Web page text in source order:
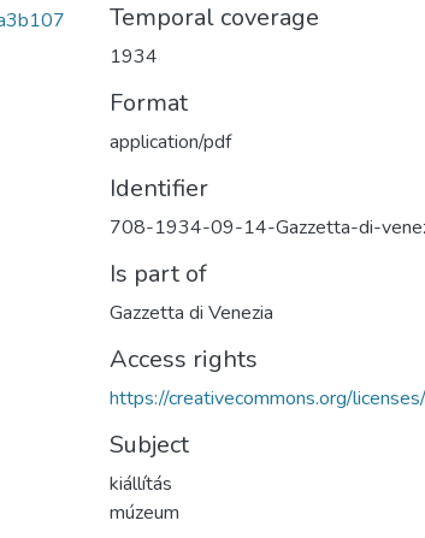
Temporal coverage
1934
Format
application/pdf
Identifier
708-1934-09-14-Gazzetta-di-
Is part of
Gazzetta di Venezia
Access rights
https://creativecommons.org/
Subject
kiállítás
múzeum